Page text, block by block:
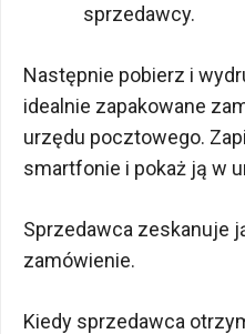
sprzedawcy.
Następnie pobierz i
idealnie zapakowane
urzędu pocztowego.
smartfonie i pokaż ją w
Sprzedawca zeskanuje
zamówienie.
Kiedy sprzedawca